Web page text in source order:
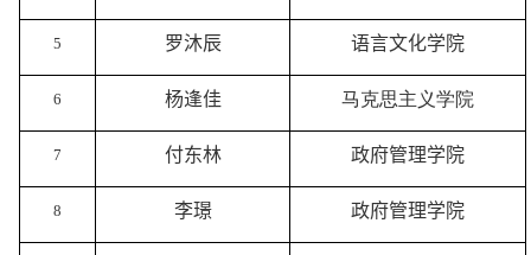
5 罗沐辰 语言文化学院
6 杨逢佳 马克思主义学院
7 付东林 政府管理学院
8 李璟 政府管理学院